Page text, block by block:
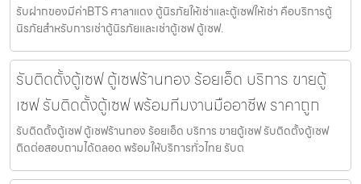
รับฝากของมีค่าBTS ศาลาแดง ตู้นิรภัยให้เช่าและตู้เซฟให้เช่า คือบริการตู้
นิรภัยสำหรับการเช่าตู้นิรภัยและเช่าตู้เซฟ ตู้เซฟ.
รับติดตั้งตู้เซฟ ตู้เซฟร้านทอง ร้อยเอ็ด บริการ ขายตู้
เซฟ รับติดตั้งตู้เซฟ พร้อมทีมงานมืออาชีพ ราคาถูก
รับติดตั้งตู้เซฟ ตู้เซฟร้านทอง ร้อยเอ็ด บริการ ขายตู้เซฟ รับติดตั้งตู้เซฟ
ติดต่อสอบถามได้ตลอด พร้อมให้บริการทั่วไทย รับต